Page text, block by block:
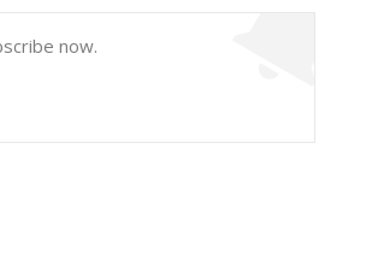
now.